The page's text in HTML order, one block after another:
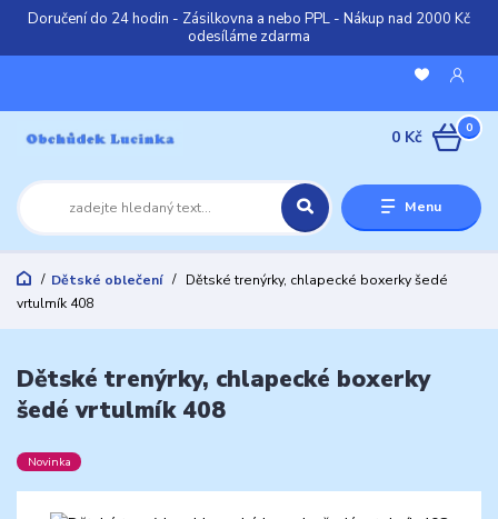
Doručení do 24 hodin - Zásilkovna a nebo PPL - Nákup nad 2000 Kč
odesíláme zdarma
Menu
0
0 Kč
Dětské oblečení
Dětské trenýrky, chlapecké boxerky šedé
vrtulmík 408
Dětské trenýrky, chlapecké boxerky
šedé vrtulmík 408
Novinka